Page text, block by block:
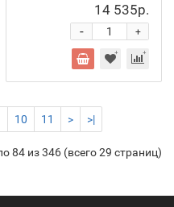
14 535р.
+
-
10 11 > >|
84 из 346 (всего 29 страниц)